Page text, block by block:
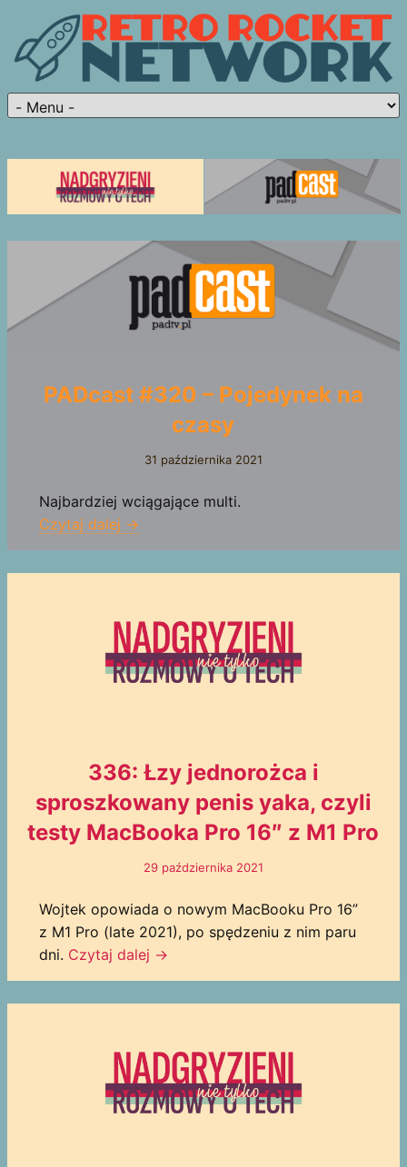
PADcast #320 – Pojedynek na
czasy
31 października 2021
Najbardziej wciągające multi.
Czytaj dalej →
336: Łzy jednorożca i
sproszkowany penis yaka, czyli
testy MacBooka Pro 16″ z M1 Pro
29 października 2021
Wojtek opowiada o nowym MacBooku Pro 16”
z M1 Pro (late 2021), po spędzeniu z nim paru
dni. Czytaj dalej →